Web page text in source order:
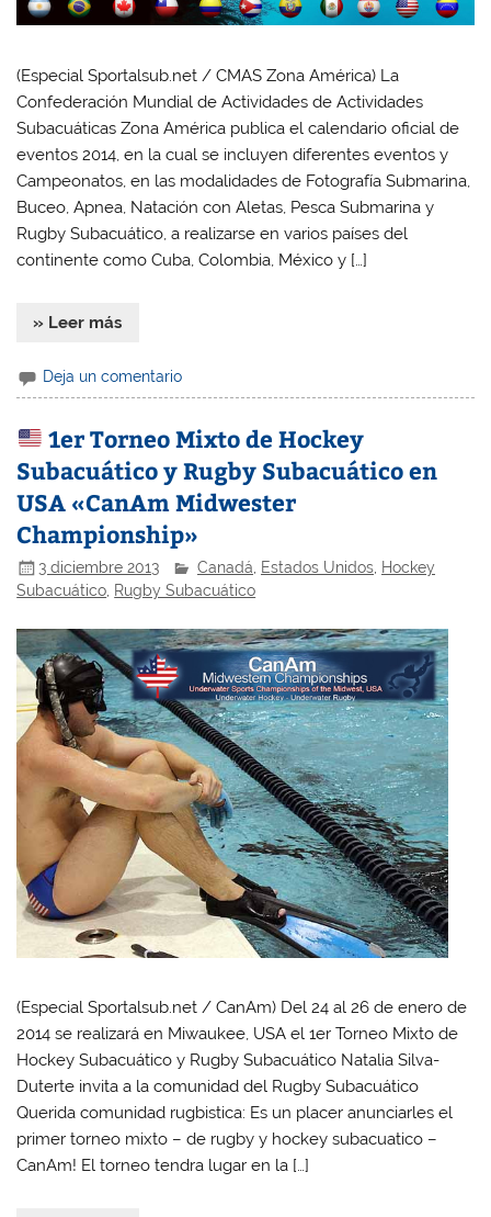
(Especial Sportalsub.net / CMAS Zona América) La
Confederación Mundial de Actividades de Actividades
Subacuáticas Zona América publica el calendario oficial de
eventos 2014, en la cual se incluyen diferentes eventos y
Campeonatos, en las modalidades de Fotografía Submarina,
Buceo, Apnea, Natación con Aletas, Pesca Submarina y
Rugby Subacuático, a realizarse en varios países del
continente como Cuba, Colombia, México y […]
» Leer más
Deja un comentario
1er Torneo Mixto de Hockey
Subacuático y Rugby Subacuático en
USA «CanAm Midwester
Championship»
3 diciembre 2013 Canadá Estados Unidos Hockey
Subacuático, Rugby Subacuático
(Especial Sportalsub.net / CanAm) Del 24 al 26 de enero de
2014 se realizará en Miwaukee, USA el 1er Torneo Mixto de
Hockey Subacuático y Rugby Subacuático Natalia Silva-
Duterte invita a la comunidad del Rugby Subacuático
Querida comunidad rugbistica: Es un placer anunciarles el
primer torneo mixto – de rugby y hockey subacuatico –
CanAm! El torneo tendra lugar en la […]